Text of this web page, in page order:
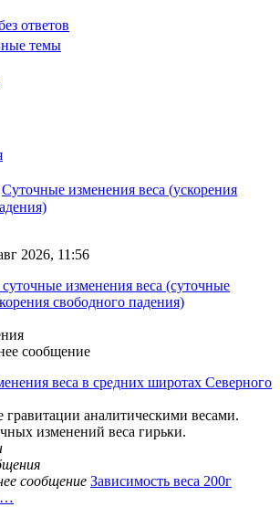
ответов
темы
Суточные изменения веса (ускорения
2026, 11:56
изменения веса (суточные
свободного падения)
сообщение
веса в средних широтах Северного
гравитации аналитическими весами.
изменений веса гирьки.
сообщение Зависимость веса 200г
…